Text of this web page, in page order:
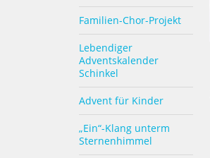
Familien-Chor-Projekt
Lebendiger
Adventskalender
Schinkel
Advent für Kinder
„Ein“-Klang unterm
Sternenhimmel